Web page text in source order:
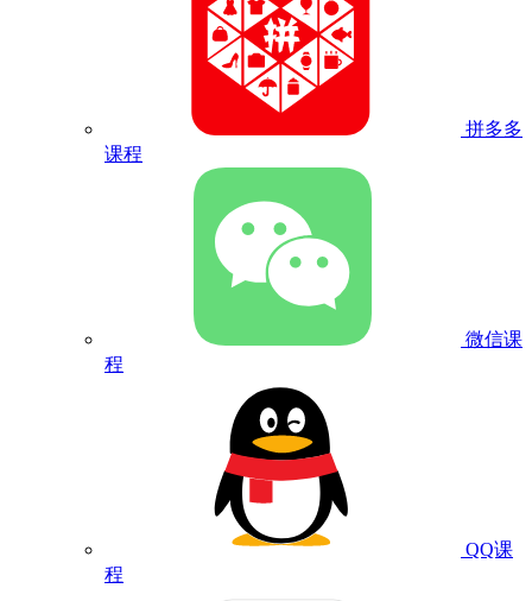
拼多多
课程
微信课
程
QQ课
程